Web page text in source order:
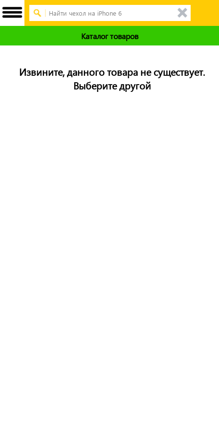
Каталог товаров
Извините, данного товара не существует.
Выберите другой